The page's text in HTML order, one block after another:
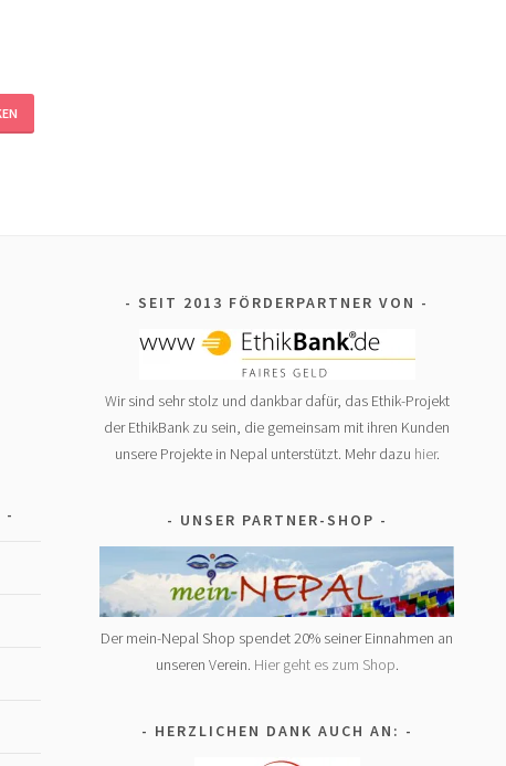
SEIT 2013 FÖRDERPARTNER VON
Wir sind sehr stolz und dankbar dafür, das Ethik-Projekt
der EthikBank zu sein, die gemeinsam mit ihren Kunden
unsere Projekte in Nepal unterstützt. Mehr dazu hier.
UNSER PARTNER-SHOP
Der mein-Nepal Shop spendet 20% seiner Einnahmen an
unseren Verein. Hier geht es zum Shop.
HERZLICHEN DANK AUCH AN: